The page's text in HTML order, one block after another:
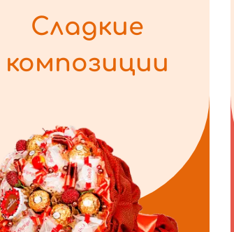
Сладкие
композиции